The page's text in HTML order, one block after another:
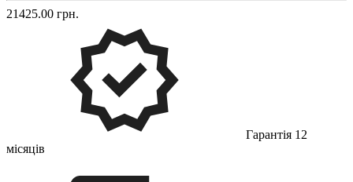
21425.00 грн.
Гарантія 12
місяців